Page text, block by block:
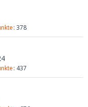
378
437